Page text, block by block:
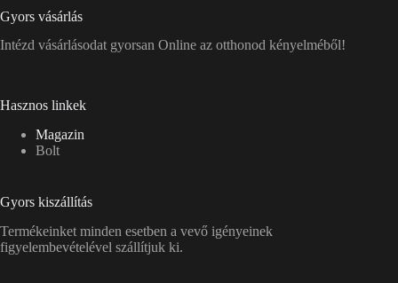
Gyors vásárlás
Intézd vásárlásodat gyorsan Online az otthonod kényelméből!
Hasznos linkek
Magazin
Bolt
Gyors kiszállítás
Termékeinket minden esetben a vevő igényeinek
figyelembevételével szállítjuk ki.